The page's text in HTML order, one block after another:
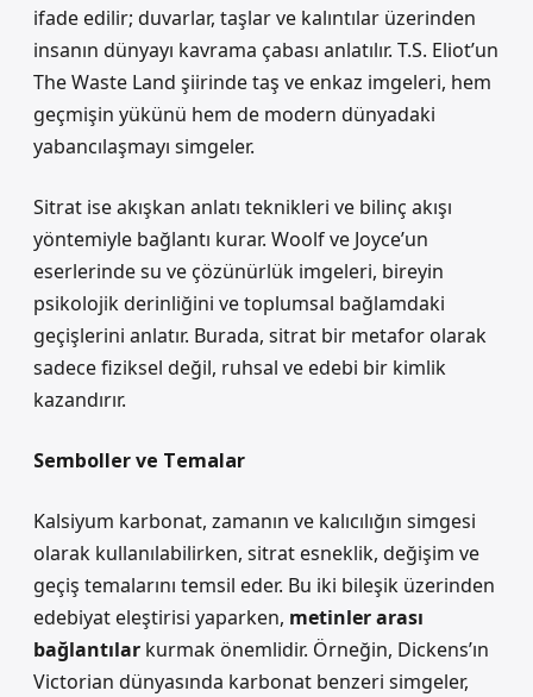
ifade edilir; duvarlar, taşlar ve kalıntılar üzerinden
insanın dünyayı kavrama çabası anlatılır. T.S. Eliot’un
The Waste Land şiirinde taş ve enkaz imgeleri, hem
geçmişin yükünü hem de modern dünyadaki
yabancılaşmayı simgeler.
Sitrat iseakışkan anlatı teknikleri ve bilinç akışı
yöntemiyle bağlantı kurar. Woolf ve Joyce’un
eserlerinde su ve çözünürlük imgeleri, bireyin
psikolojik derinliğini ve toplumsal bağlamdaki
geçişlerini anlatır. Burada, sitrat bir metafor olarak
sadece fiziksel değil, ruhsal ve edebi bir kimlik
kazandırır.
Semboller ve Temalar
Kalsiyum karbonat, zamanın ve kalıcılığın simgesi
olarak kullanılabilirken, sitrat esneklik, değişim ve
geçiş temalarını temsil eder. Bu iki bileşik üzerinden
edebiyat eleştirisi yaparken, metinler arası
bağlantılar kurmak önemlidir. Örneğin, Dickens’ın
Victorian dünyasında karbonat benzeri simgeler,